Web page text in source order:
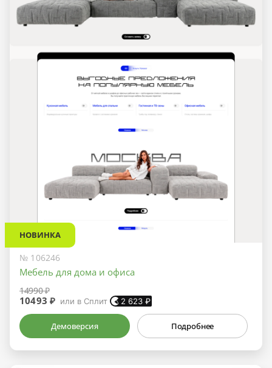
НОВИНКА
№ 106246
Мебель для дома и офиса
14990 ₽
10493 ₽ или в Сплит 2 623 ₽
Демоверсия Подробнее